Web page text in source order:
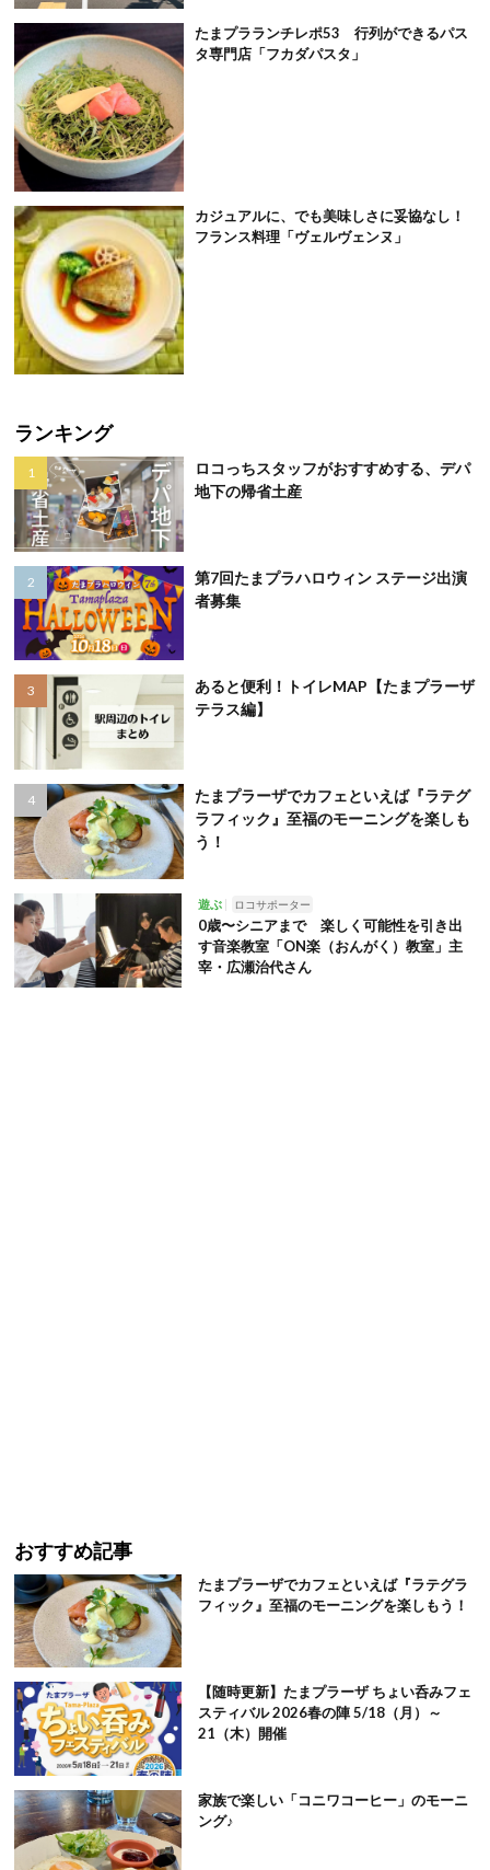
たまプラランチレポ53 行列ができるパス
タ専門店「フカダパスタ」
カジュアルに、でも美味しさに妥協なし！
フランス料理「ヴェルヴェンヌ」
ランキング
ロコっちスタッフがおすすめする、デパ
地下の帰省土産
第7回たまプラハロウィン ステージ出演
者募集
あると便利！トイレMAP【たまプラーザ
テラス編】
たまプラーザでカフェといえば『ラテグ
ラフィック』至福のモーニングを楽しも
う！
遊ぶ ロコサポーター
0歳〜シニアまで 楽しく可能性を引き出
す音楽教室「ON楽（おんがく）教室」主
宰・広瀬治代さん
おすすめ記事
たまプラーザでカフェといえば『ラテグラ
フィック』至福のモーニングを楽しもう！
【随時更新】たまプラーザ ちょい呑みフェ
スティバル 2026春の陣 5/18（月）～
21（木）開催
家族で楽しい「コニワコーヒー」のモーニ
ング♪